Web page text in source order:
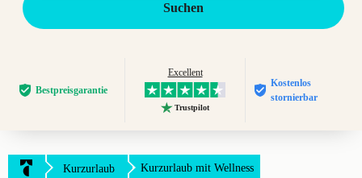
Suchen
Bestpreis­garantie
Excellent
Trustpilot
Kostenlos
stornierbar
Kurzurlaub Kurzurlaub mit Wellness